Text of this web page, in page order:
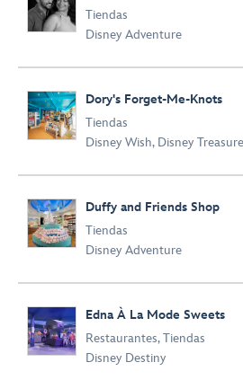
Tiendas
Disney Adventure
Dory's Forget-Me-Knots
Tiendas
Disney Wish, Disney Treasure
Duffy and Friends Shop
Tiendas
Disney Adventure
Edna À La Mode Sweets
Restaurantes,Tiendas
Disney Destiny